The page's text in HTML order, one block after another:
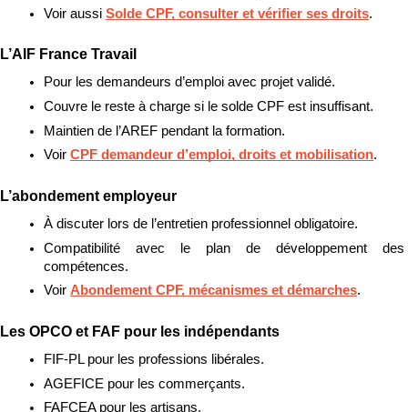
Voir aussi Solde CPF, consulter et vérifier ses droits.
L’AIF France Travail
Pour les demandeurs d’emploi avec projet validé.
Couvre le reste à charge si le solde CPF est insuffisant.
Maintien de l’AREF pendant la formation.
Voir CPF demandeur d’emploi, droits et mobilisation.
L’abondement employeur
À discuter lors de l’entretien professionnel obligatoire.
Compatibilité avec le plan de développement des
compétences.
Voir Abondement CPF, mécanismes et démarches.
Les OPCO et FAF pour les indépendants
FIF-PL pour les professions libérales.
AGEFICE pour les commerçants.
FAFCEA pour les artisans.